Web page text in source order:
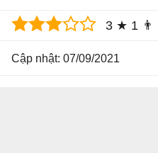
3 ★ 1 👨
Cập nhật: 07/09/2021